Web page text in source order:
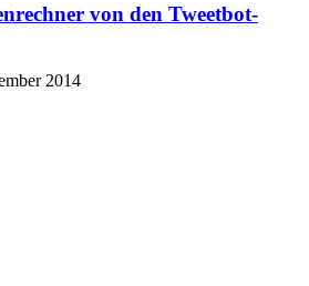
von den Tweetbot-
2014